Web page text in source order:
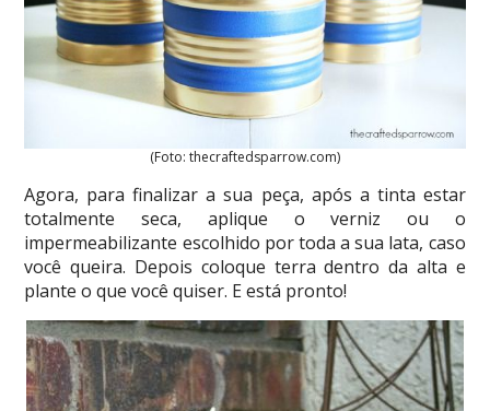
(Foto: thecraftedsparrow.com)
Agora, para finalizar a sua peça, após a tinta estar
totalmente seca, aplique o verniz ou o
impermeabilizante escolhido por toda a sua lata, caso
você queira. Depois coloque terra dentro da alta e
plante o que você quiser. E está pronto!